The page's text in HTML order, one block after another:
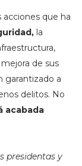
que ha
la
de sus
garantizado a
delitos. No
acabada
presidentas y